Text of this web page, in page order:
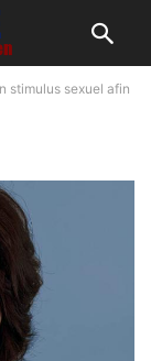
stimulus sexuel afin